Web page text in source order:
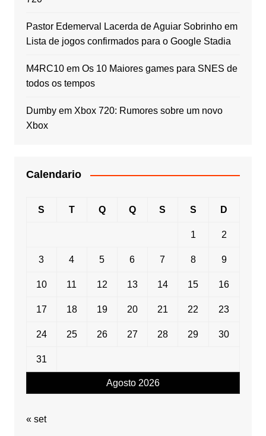
Pastor Edemerval Lacerda de Aguiar Sobrinhoem
Lista de jogos confirmados para o Google Stadia
M4RC10em Os 10 Maiores games para SNES de
todos os tempos
Dumbyem Xbox 720: Rumores sobre um novo
Xbox
Calendario
Agosto 2026
S T Q Q S S D
1 2
3 4 5 6 7 8 9
10 11 12 13 14 15 16
17 18 19 20 21 22 23
24 25 26 27 28 29 30
31
« set